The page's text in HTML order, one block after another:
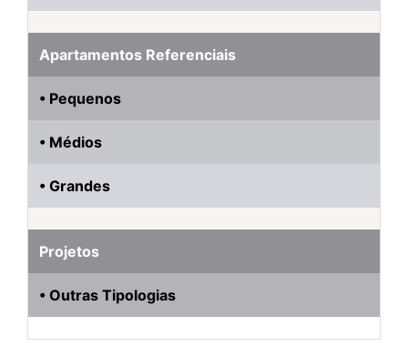
Apartamentos Referenciais
• Pequenos
• Médios
• Grandes
Projetos
• Outras Tipologias